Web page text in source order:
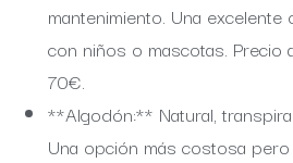
mantenimiento. Una
con niños o mascotas. Precio
70€.
**Algodón:** Natural,
Una opción más costosa